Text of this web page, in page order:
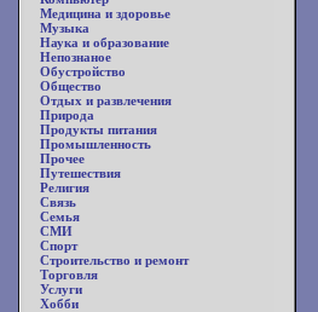
Медицина и здоровье
Музыка
Наука и образование
Непознаное
Обустройство
Общество
Отдых и развлечения
Природа
Продукты питания
Промышленность
Прочее
Путешествия
Религия
Связь
Семья
СМИ
Спорт
Строительство и ремонт
Торговля
Услуги
Хобби